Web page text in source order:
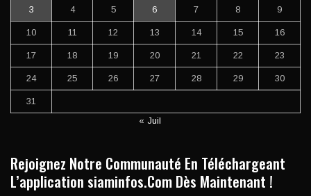
3 4 5 6 7 8 9
10 11 12 13 14 15 16
17 18 19 20 21 22 23
24 25 26 27 28 29 30
31
« Juil
Rejoignez Notre Communauté En Téléchargeant
L’application siaminfos.Com Dès Maintenant !